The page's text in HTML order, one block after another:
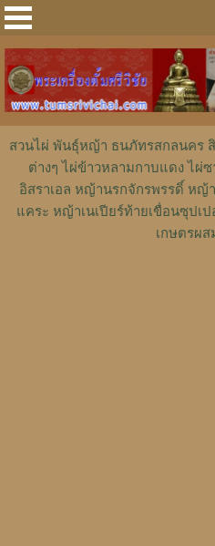
สวนไผ่ พันธุ์หญ้า ธนภัทรสกลนคร
ต่างๆ ไผ่ข้าวหลามกาบแดง ไ
อิสราเอล หญ้านรกจักรพรรดิ์ หญ้
แคระ หญ้าเนเปียร์ท้ายเขื่อนซุปเ
เกษตรผ